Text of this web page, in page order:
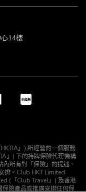
14樓
」) 所經營的一個服務
」) 下的持牌保險代理機構
所有對「保險」的提述、
排。Club HKT Limited
(「Club Travel」) 及香港
險產品或推廣安排任何保